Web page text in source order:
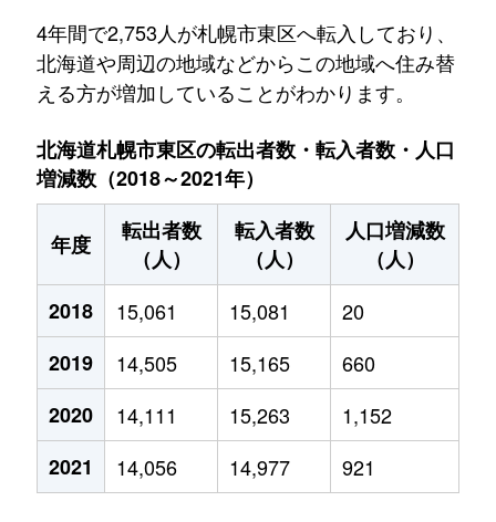
4年間で2,753人が札幌市東区へ転入しており、
北海道や周辺の地域などからこの地域へ住み替
える方が増加していることがわかります。
北海道札幌市東区の転出者数・転入者数・人口
増減数（2018～2021年）
年度
転出者数
（人）
転入者数
（人）
人口増減数
（人）
2018
15,061 15,081
20
2019
14,505 15,165
660
2020
14,111 15,263
1,152
2021
14,056 14,977 921